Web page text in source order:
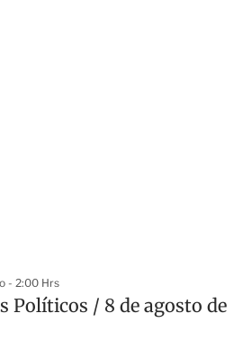
- 2:00 Hrs
Políticos / 8 de agosto de